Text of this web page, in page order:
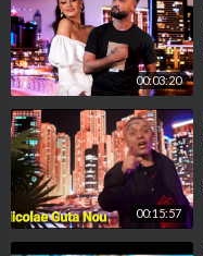
00:03:20
00:15:57